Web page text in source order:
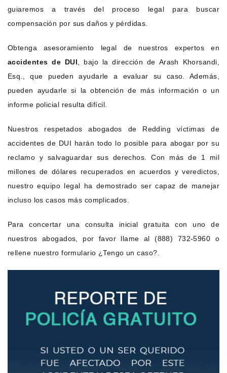
guiaremos a través del proceso legal para buscar
compensación por sus daños y pérdidas.
Obtenga asesoramiento legal de nuestros expertos en
accidentes de DUI, bajo la dirección de Arash Khorsandi,
Esq., que pueden ayudarle a evaluar su caso. Además,
pueden ayudarle si la obtención de más información o un
informe policial resulta difícil.
Nuestros respetados abogados de Redding víctimas de
accidentes de DUI harán todo lo posible para abogar por su
reclamo y salvaguardar sus derechos. Con más de 1 mil
millones de dólares recuperados en acuerdos y veredictos,
nuestro equipo legal ha demostrado ser capaz de manejar
incluso los casos más complicados.
Para concertar una consulta inicial gratuita con uno de
nuestros abogados, por favor llame al (888) 732-5960 o
rellene nuestro formulario ¿Tengo un caso?.